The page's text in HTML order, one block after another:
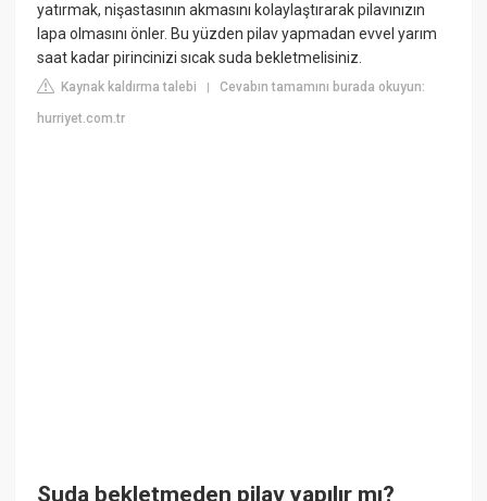
yatırmak, nişastasının akmasını kolaylaştırarak pilavınızın
lapa olmasını önler. Bu yüzden pilav yapmadan evvel yarım
saat kadar pirincinizi sıcak suda bekletmelisiniz.
Kaynak kaldırma talebi |Cevabın tamamını burada okuyun:
hurriyet.com.tr
Suda bekletmeden pilav yapılır mı?